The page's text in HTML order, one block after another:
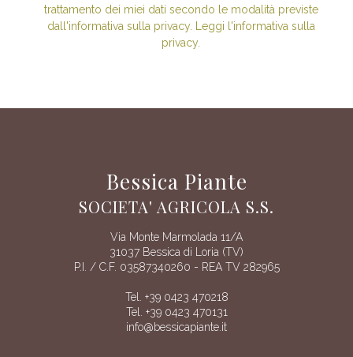
trattamento dei miei dati secondo le modalità previste
dall'informativa sulla privacy. Leggi l'informativa sulla
privacy.
Bessica Piante
SOCIETA' AGRICOLA S.S.
Via Monte Marmolada 11/A
31037 Bessica di Loria (TV)
P.I. / C.F. 03587340260 - REA TV 282965
Tel. +39 0423 470218
Tel. +39 0423 470131
info@bessicapiante.it